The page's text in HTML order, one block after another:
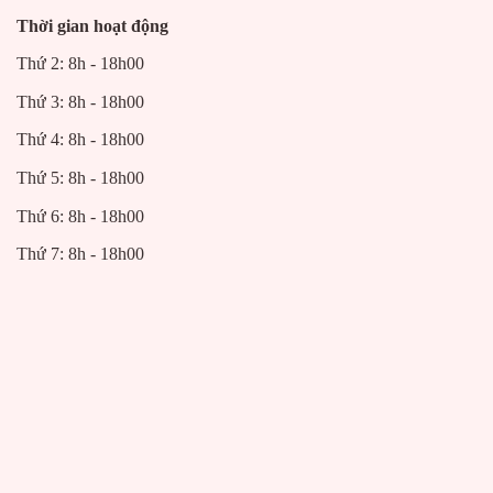
nhiều truyền thuyết hay được ông cha sử dụng rất nhiều.
Thời gian hoạt động
Thứ 2: 8h - 18h00
Thứ 3: 8h - 18h00
Thứ 4: 8h - 18h00
Thứ 5: 8h - 18h00
Thứ 6: 8h - 18h00
Thứ 7: 8h - 18h00